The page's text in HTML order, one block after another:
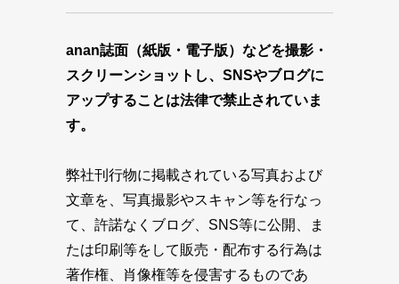
anan誌面（紙版・電子版）などを撮影・
スクリーンショットし、SNSやブログに
アップすることは法律で禁止されていま
す。
弊社刊行物に掲載されている写真および
文章を、写真撮影やスキャン等を行なっ
て、許諾なくブログ、SNS等に公開、ま
たは印刷等をして販売・配布する行為は
著作権、肖像権等を侵害するものであ